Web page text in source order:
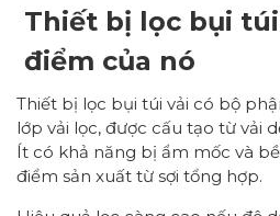
Thiết bị lọc bụi
điểm của nó
Thiết bị lọc bụi túi vải có bộ
lớp vải lọc, được cấu tạo từ vải
Ít có khả năng bị ẩm mốc và
điểm sản xuất từ sợi tổng hợp.